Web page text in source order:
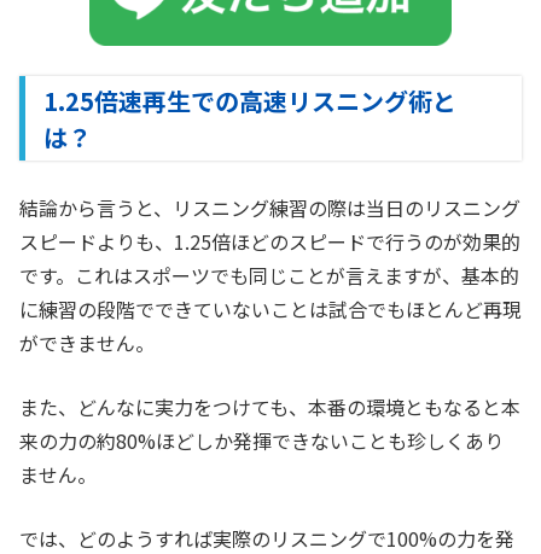
1.25倍速再生での高速リスニング術と
は？
結論から言うと、リスニング練習の際は当日のリスニング
スピードよりも、1.25倍ほどのスピードで行うのが効果的
です。これはスポーツでも同じことが言えますが、基本的
に練習の段階でできていないことは試合でもほとんど再現
ができません。
また、どんなに実力をつけても、本番の環境ともなると本
来の力の約80%ほどしか発揮できないことも珍しくあり
ません。
では、どのようすれば実際のリスニングで100%の力を発